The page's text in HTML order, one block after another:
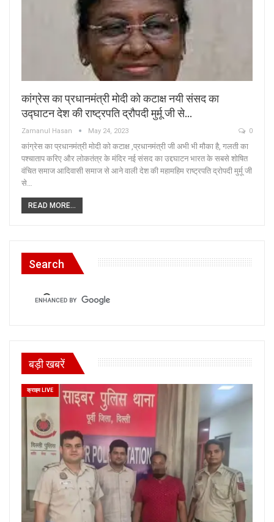
कांग्रेस का प्रधानमंत्री मोदी को कटाक्ष नयी संसद का
उद्घाटन देश की राष्ट्रपति द्रौपदी मुर्मू जी से…
Zamanul Hasan May 24, 2023 0
कांग्रेस का प्रधानमंत्री मोदी को कटाक्ष ,प्रधानमंत्री जी अभी भी मौका है, गलती का
पश्चाताप करिए और लोकतंत्र के मंदिर नई संसद का उद्दघाटन भारत के सबसे शोषित
वंचित समाज आदिवासी समाज से आने वाली देश की महामहिम राष्ट्रपति द्रोपदी मुर्मू जी
से…
READ MORE...
Search
बड़ी खबरें
क्राइम LIVE